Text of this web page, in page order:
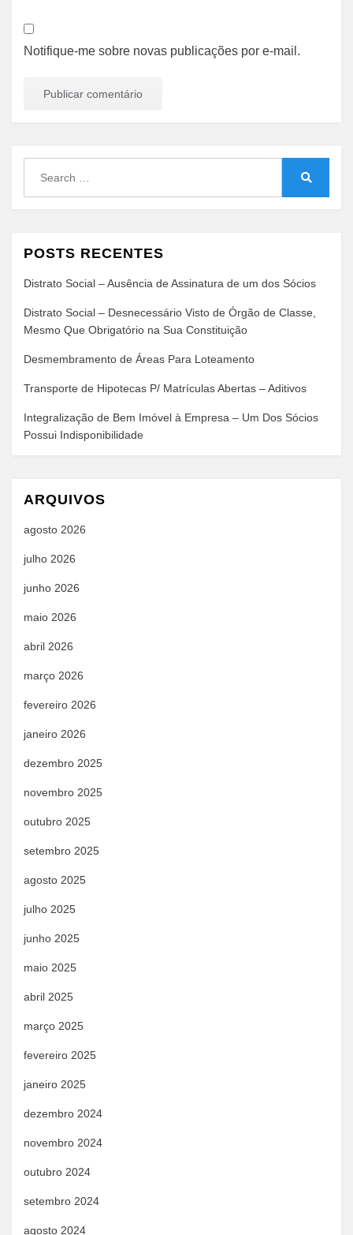
Notifique-me sobre novas publicações por e-mail.
POSTS RECENTES
Distrato Social – Ausência de Assinatura de um dos Sócios
Distrato Social – Desnecessário Visto de Órgão de Classe,
Mesmo Que Obrigatório na Sua Constituição
Desmembramento de Áreas Para Loteamento
Transporte de Hipotecas P/ Matrículas Abertas – Aditivos
Integralização de Bem Imóvel à Empresa – Um Dos Sócios
Possui Indisponibilidade
ARQUIVOS
agosto 2026
julho 2026
junho 2026
maio 2026
abril 2026
março 2026
fevereiro 2026
janeiro 2026
dezembro 2025
novembro 2025
outubro 2025
setembro 2025
agosto 2025
julho 2025
junho 2025
maio 2025
abril 2025
março 2025
fevereiro 2025
janeiro 2025
dezembro 2024
novembro 2024
outubro 2024
setembro 2024
agosto 2024